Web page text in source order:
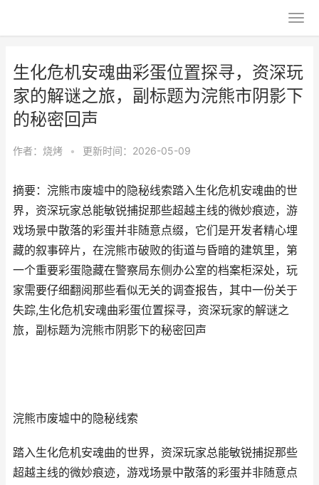
生化危机安魂曲彩蛋位置探寻，资深玩
家的解谜之旅，副标题为浣熊市阴影下
的秘密回声
作者： 烧烤 • 更新时间：2026-05-09
摘要：浣熊市废墟中的隐秘线索踏入生化危机安魂曲的世
界，资深玩家总能敏锐捕捉那些超越主线的微妙痕迹，游
戏场景中散落的彩蛋并非随意点缀，它们是开发者精心埋
藏的叙事碎片，在浣熊市破败的街道与昏暗的建筑里，第
一个重要彩蛋隐藏在警察局东侧办公室的档案柜深处，玩
家需要仔细翻阅那些看似无关的调查报告，其中一份关于
失踪,生化危机安魂曲彩蛋位置探寻，资深玩家的解谜之
旅，副标题为浣熊市阴影下的秘密回声
浣熊市废墟中的隐秘线索
踏入生化危机安魂曲的世界，资深玩家总能敏锐捕捉那些
超越主线的微妙痕迹，游戏场景中散落的彩蛋并非随意点